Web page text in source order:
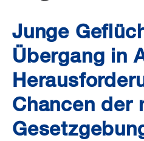
Junge
Übergang in
Chancen der